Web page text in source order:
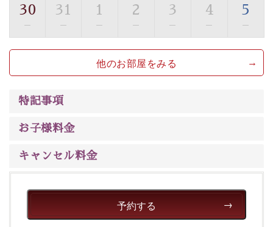
※交通規制などにより運行できない日がございます
※年末年始及び御柱祭前後は運行しておりません
以上がプラン内容です。
上諏訪温泉“しんゆ”なら諏訪大社など歴史ある諏訪の街
清らかな源泉、
みを感じていただける、美しく癒される宿で贅沢に幸せ
30
—
31
—
1
—
2
—
3
—
4
—
5
—
他のお部屋をみる
特記事項
お子様料金
キャンセル料金
予約する